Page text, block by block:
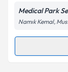
Medical Park
Namık Kemal,